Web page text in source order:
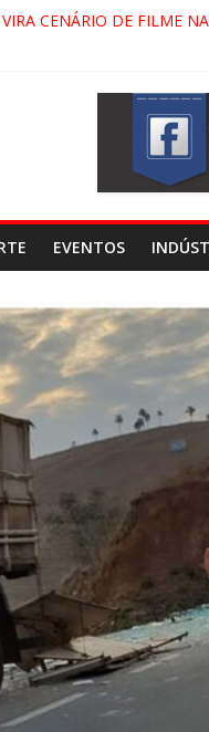
CENÁRIO DE FILME
APARECIDA NA DUTRA
PINDAMONHANGABA E
EVENTOS